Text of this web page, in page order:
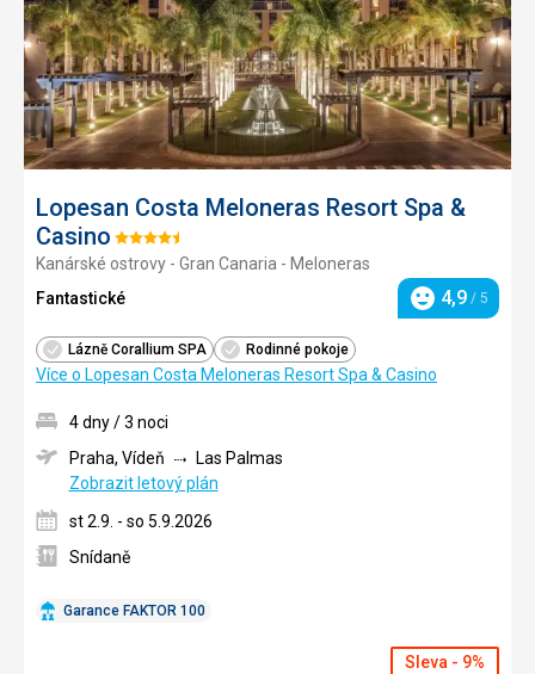
Lopesan Costa Meloneras Resort Spa &
Casino Hodnocení:
4.5/5
Kanárské ostrovy - Gran Canaria - Meloneras
Fantastické
Hodnocení
4,9 / 5
Lázně Corallium SPA Rodinné pokoje
Více o Lopesan Costa Meloneras Resort Spa & Casino
Garance FAKTOR 100
4 dny / 3 noci
Praha, Vídeň
Las Palmas
Zobrazit letový plán
st 2.9. - so 5.9.2026
Snídaně
Sleva - 9%